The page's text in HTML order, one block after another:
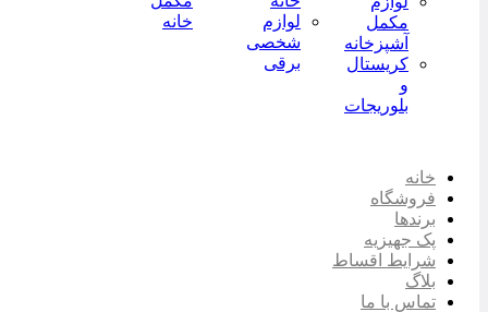
مکمل
آشپزخانه
کریستال
و
بلوریجات
لوازم
شخصی
برقی
خانه
خانه
فروشگاه
برندها
پک جهیزیه
شرایط اقساط
بلاگ
تماس با ما